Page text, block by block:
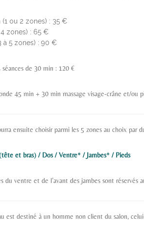
(1 ou 2 zones) : 35 €
4 zones) : 65 €
à 5 zones) : 90 €
de 30 min : 120 €
45 min + 30 min massage visage-crâne et/ou
ensuite choisir parmi les 5 zones au choix par
et bras) / Dos / Ventre* / Jambes* / Pieds
du ventre et de l’avant des jambes sont réservés
est destiné à un homme non client du salon,